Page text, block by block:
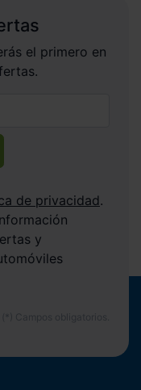
el primero en
de privacidad.
y